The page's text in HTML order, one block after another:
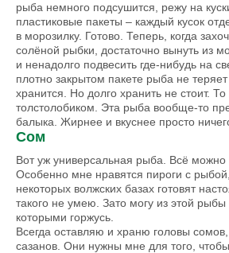
рыба немного подсушится, режу на
пластиковые пакеты – каждый кусок
в морозилку. Готово. Теперь, когда
солёной рыбки, достаточно вынуть из
и ненадолго подвесить где-нибудь на
плотно закрытом пакете рыба не
хранится. Но долго хранить не стоит.
толстолобиком. Эта рыба вообще-то
балыка. Жирнее и вкуснее просто
Сом
Вот уж универсальная рыба. Всё можно
Особенно мне нравятся пироги с
некоторых волжских базах готовят
такого не умею. Зато могу из этой рыбы
которыми горжусь.
Всегда оставляю и храню головы
сазанов. Они нужны мне для того,